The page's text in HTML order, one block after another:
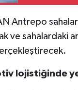
Antrepo
ve sahalardaki
lojistiğinde